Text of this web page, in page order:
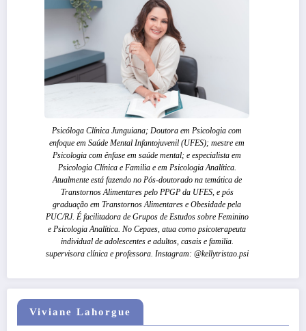
Psicóloga Clínica Junguiana; Doutora em Psicologia com
enfoque em Saúde Mental Infantojuvenil (UFES); mestre em
Psicologia com ênfase em saúde mental; e especialista em
Psicologia Clínica e Familia e em Psicologia Analítica.
Atualmente está fazendo no Pós-doutorado na temática de
Transtornos Alimentares pelo PPGP da UFES, e pós
graduação em Transtornos Alimentares e Obesidade pela
PUC/RJ. É facilitadora de Grupos de Estudos sobre Feminino
e Psicologia Analítica. No Cepaes, atua como psicoterapeuta
individual de adolescentes e adultos, casais e familia.
supervisora clínica e professora. Instagram: @kellytristao.psi
Viviane Lahorgue